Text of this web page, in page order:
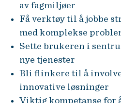
av fagmiljøer
Få verktøy til å jobbe
med komplekse
Sette brukeren i
nye tjenester
Bli flinkere til å
innovative løsninger
Viktig kompetanse for